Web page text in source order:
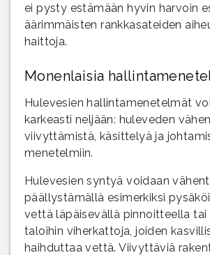
ei pysty estämään hyvin harvoin
äärimmäisten rankkasateiden
haittoja.
Monenlaisia
Hulevesien hallintamenetelmät
karkeasti neljään: huleveden
viivyttämistä, käsittelyä ja
menetelmiin.
Hulevesien syntyä voidaan
päällystämällä esimerkiksi
vettä läpäisevällä pinnoitteella tai
taloihin viherkattoja, joiden
haihduttaa vettä. Viivyttäviä